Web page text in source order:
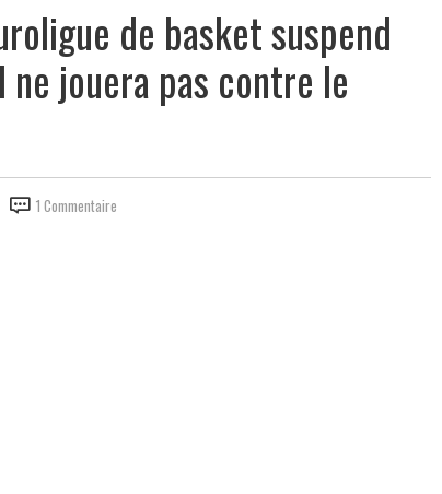
de basket suspend
ne jouera pas contre le
1 Commentaire